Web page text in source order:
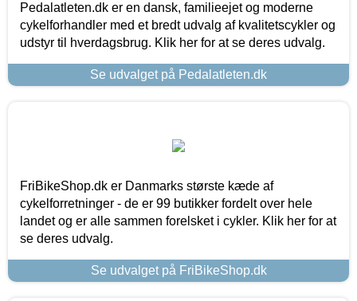
Pedalatleten.dk er en dansk, familieejet og moderne
cykelforhandler med et bredt udvalg af kvalitetscykler og
udstyr til hverdagsbrug. Klik her for at se deres udvalg.
Se udvalget på Pedalatleten.dk
FriBikeShop.dk er Danmarks største kæde af
cykelforretninger - de er 99 butikker fordelt over hele
landet og er alle sammen forelsket i cykler. Klik her for at
se deres udvalg.
Se udvalget på FriBikeShop.dk